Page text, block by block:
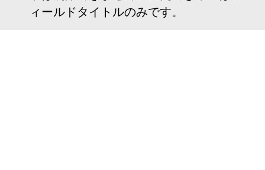
ィールドタイトルのみです。